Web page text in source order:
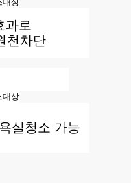
과로
천차단
실청소 가능